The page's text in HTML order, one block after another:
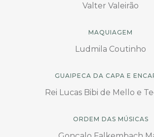
Valter Valeirão
MAQUIAGEM
Ludmila Coutinho
GUAIPECA DA CAPA E
Rei Lucas Bibi de Mello e
ORDEM DAS MÚSICAS